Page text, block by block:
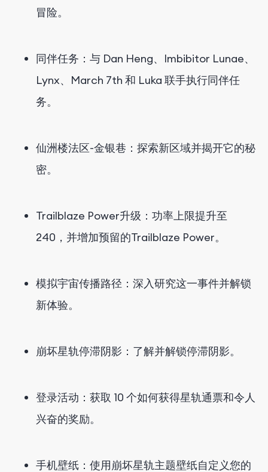
冒险。
同伴任务：与 Dan Heng、Imbibitor Lunae、
Lynx、March 7th 和 Luka 联手执行同伴任
务。
仙洲楼法区-金银巷：探索新区域并揭开它的秘
密。
Trailblaze Power升级：功率上限提升至
240，并增加预留的Trailblaze Power。
模拟宇宙传播路径：深入研究这一事件并解锁
新体验。
崩坏星轨停滞阴影：了解并解锁停滞阴影。
登录活动：获取 10 个如何获得星轨通票和令人
兴奋的奖励。
手机壁纸：使用崩坏星轨主题壁纸自定义您的